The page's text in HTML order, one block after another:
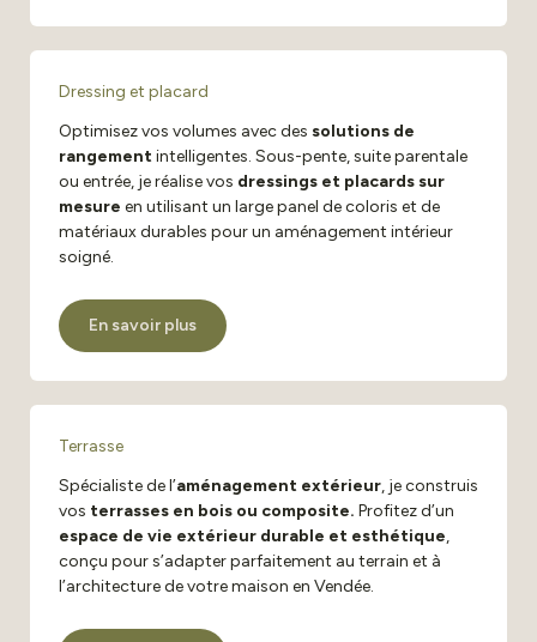
Dressing et placard
Optimisez vos volumes avec des solutions de
rangementintelligentes. Sous-pente, suite parentale
ou entrée, je réalise vos dressings et placards sur
mesure en utilisant un large panel de coloris et de
matériaux durables pour un aménagement intérieur
soigné.
En savoir plus
Terrasse
Spécialiste de l’aménagement extérieur, je construis
vos terrasses en bois ou composite. Profitez d’un
espace de vie extérieur durable et esthétique,
conçu pour s’adapter parfaitement au terrain et à
l’architecture de votre maison en Vendée.